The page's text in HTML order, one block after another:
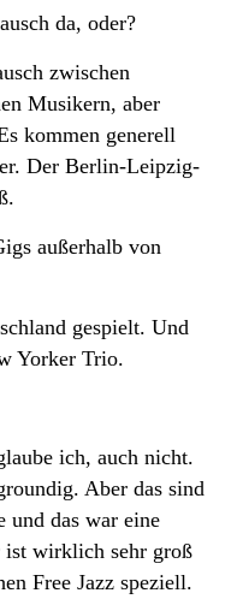
da, oder?
zwischen
Musikern, aber
kommen generell
Der Berlin-Leipzig-
außerhalb von
gespielt. Und
Yorker Trio.
ich, auch nicht.
Aber das sind
und das war eine
ist wirklich sehr groß
Free Jazz speziell.